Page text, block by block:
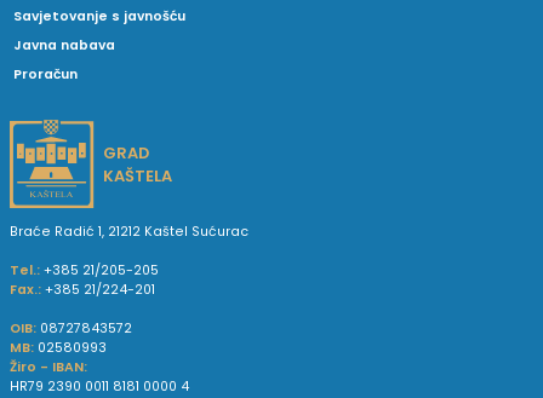
Savjetovanje s javnošću
Javna nabava
Proračun
GRAD
KAŠTELA
Braće Radić 1, 21212 Kaštel Sućurac
Tel.: +385 21/205-205
Fax.: +385 21/224-201
OIB: 08727843572
MB: 02580993
Žiro - IBAN:
HR79 2390 0011 8181 0000 4